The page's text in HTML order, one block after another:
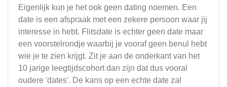
Eigenlijk kun je het ook geen dating noemen. Een
date is een afspraak met een zekere persoon waar jij
interesse in hebt. Flitsdate is echter geen date maar
een voorstelrondje waarbij je vooraf geen benul hebt
wie je te zien krijgt. Zit je aan de onderkant van het
10 jarige leegtijdscohort dan zijn dat dus vooral
oudere 'dates'. De kans op een echte date zal